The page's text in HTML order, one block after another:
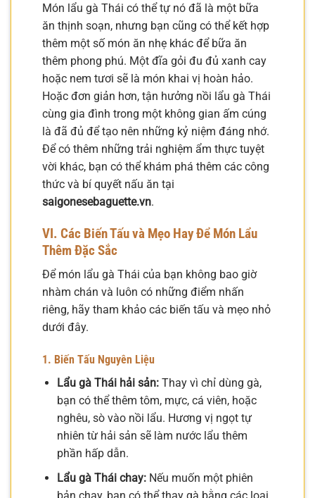
Món lẩu gà Thái có thể tự nó đã là một bữa
ăn thịnh soạn, nhưng bạn cũng có thể kết hợp
thêm một số món ăn nhẹ khác để bữa ăn
thêm phong phú. Một đĩa gỏi đu đủ xanh cay
hoặc nem tươi sẽ là món khai vị hoàn hảo.
Hoặc đơn giản hơn, tận hưởng nồi lẩu gà Thái
cùng gia đình trong một không gian ấm cúng
là đã đủ để tạo nên những kỷ niệm đáng nhớ.
Để có thêm những trải nghiệm ẩm thực tuyệt
vời khác, bạn có thể khám phá thêm các công
thức và bí quyết nấu ăn tại
saigonesebaguette.vn.
VI. Các Biến Tấu và Mẹo Hay Để Món Lẩu
Thêm Đặc Sắc
Để món lẩu gà Thái của bạn không bao giờ
nhàm chán và luôn có những điểm nhấn
riêng, hãy tham khảo các biến tấu và mẹo nhỏ
dưới đây.
1. Biến Tấu Nguyên Liệu
Lẩu gà Thái hải sản:Thay vì chỉ dùng gà,
bạn có thể thêm tôm, mực, cá viên, hoặc
nghêu, sò vào nồi lẩu. Hương vị ngọt tự
nhiên từ hải sản sẽ làm nước lẩu thêm
phần hấp dẫn.
Lẩu gà Thái chay:Nếu muốn một phiên
bản chay, bạn có thể thay gà bằng các loại